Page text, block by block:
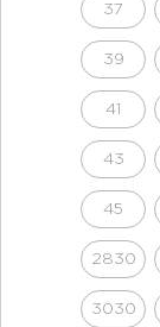
37
39
41
43
45
2830
3030